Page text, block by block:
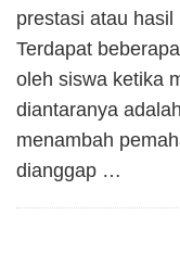
prestasi atau
Terdapat
oleh siswa ketika
diantaranya
menambah
dianggap …